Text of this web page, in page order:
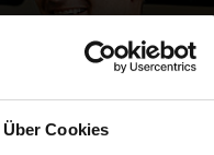
Über Cookies